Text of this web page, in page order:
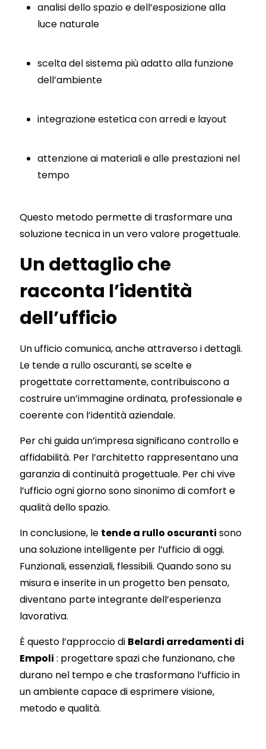
analisi dello spazio e dell’esposizione alla
luce naturale
scelta del sistema più adatto alla funzione
dell’ambiente
integrazione estetica con arredi e layout
attenzione ai materiali e alle prestazioni nel
tempo
Questo metodo permette di trasformare una
soluzione tecnica in un vero valore progettuale.
Un dettaglio che
racconta l’identità
dell’ufficio
Un ufficio comunica, anche attraverso i dettagli.
Le tende a rullo oscuranti, se scelte e
progettate correttamente, contribuiscono a
costruire un’immagine ordinata, professionale e
coerente con l’identità aziendale.
Per chi guida un’impresa significano controllo e
affidabilità. Per l’architetto rappresentano una
garanzia di continuità progettuale. Per chi vive
l’ufficio ogni giorno sono sinonimo di comfort e
qualità dello spazio.
In conclusione, le tende a rullo oscuranti sono
una soluzione intelligente per l’ufficio di oggi.
Funzionali, essenziali, flessibili. Quando sono su
misura e inserite in un progetto ben pensato,
diventano parte integrante dell’esperienza
lavorativa.
È questo l’approccio di Belardi arredamenti di
Empoli : progettare spazi che funzionano, che
durano nel tempo e che trasformano l’ufficio in
un ambiente capace di esprimere visione,
metodo e qualità.